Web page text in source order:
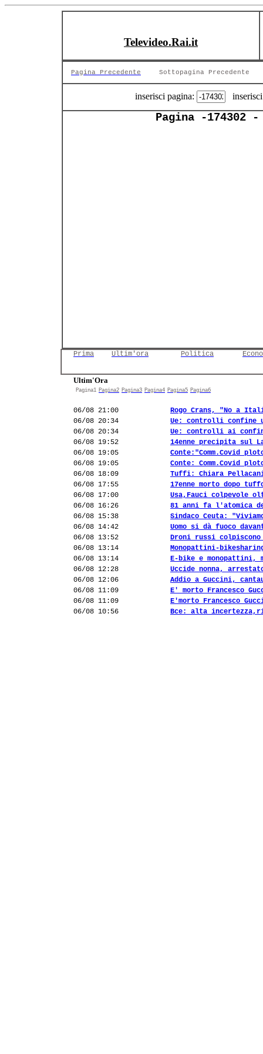
Televideo.Rai.it
Pagina Precedente Sottopagina Precedente
inserisci pagina:
Pagina -174302
Prima Ultim'ora Politica
Ultim'Ora
Pagina1 Pagina2 Pagina3 Pagina4 Pagina5 Pagina6
06/08 21:00
Rogo Crans, "No a
06/08 20:34
Ue: controlli confine
06/08 20:34
Ue: controlli ai
06/08 19:52
14enne precipita sul
06/08 19:05
Conte:"Comm.Covid
06/08 19:05
Conte: Comm.Covid
06/08 18:09
Tuffi: Chiara
06/08 17:55
17enne morto dopo
06/08 17:00
Usa,Fauci colpevole
06/08 16:26
81 anni fa l'atomica
06/08 15:38
Sindaco Ceuta:
06/08 14:42
Uomo si dà fuoco
06/08 13:52
Droni russi colpiscono
06/08 13:14
Monopattini-
06/08 13:14
E-bike e monopattini,
06/08 12:28
Uccide nonna,
06/08 12:06
Addio a Guccini,
06/08 11:09
E' morto Francesco
06/08 11:09
E'morto Francesco
06/08 10:56
Bce: alta